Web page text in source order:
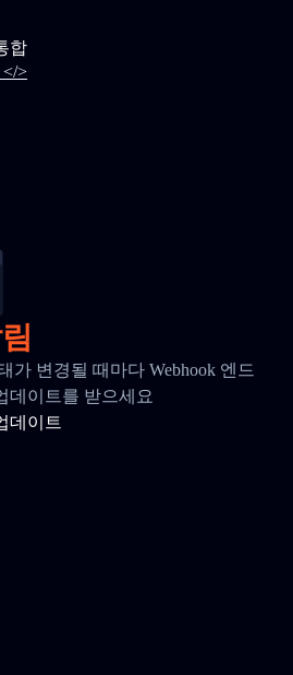
합
>
가 변경될 때마다 Webhook 엔드
데이트를 받으세요
데이트